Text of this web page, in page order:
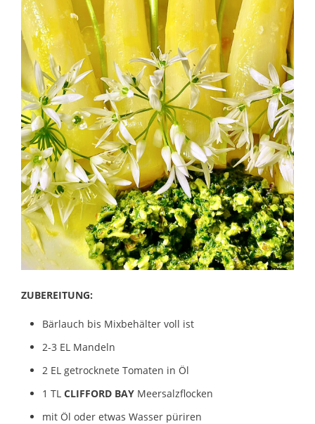
ZUBEREITUNG:
Bärlauch bis Mixbehälter voll ist
2-3 EL Mandeln
2 EL getrocknete Tomaten in Öl
1 TL CLIFFORD BAY Meersalzflocken
mit Öl oder etwas Wasser püriren